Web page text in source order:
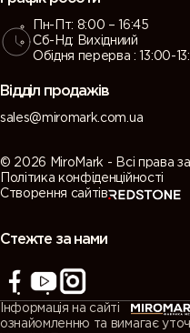
Пн-Пт: 8:00 – 16:45
Сб-Нд: Вихідниий
Обідня перерва : 13:00-
Відділ продажів
sales@miromark.com.ua
© 2026 MiroMark - Всі права
Політика конфіденційності
Створення сайтів
Стежте за нами
Інформація на сайті
ознайомленню та вимагає